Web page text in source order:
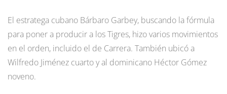
El estratega cubano Bárbaro Garbey, buscando la fórmula
para poner a producir a los Tigres, hizo varios movimientos
en el orden, incluido el de Carrera. También ubicó a
Wilfredo Jiménez cuarto y al dominicano Héctor Gómez
noveno.